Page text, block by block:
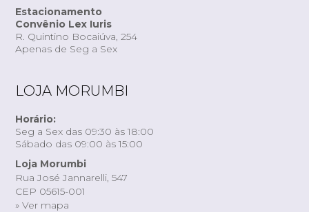
Estacionamento
Convênio Lex Iuris
R. Quintino Bocaiúva, 254
Apenas de Seg a Sex
LOJA MORUMBI
Horário:
Seg a Sex das 09:30 às 18:00
Sábado das 09:00 às 15:00
Loja Morumbi
Rua José Jannarelli, 547
CEP 05615-001
» Ver mapa